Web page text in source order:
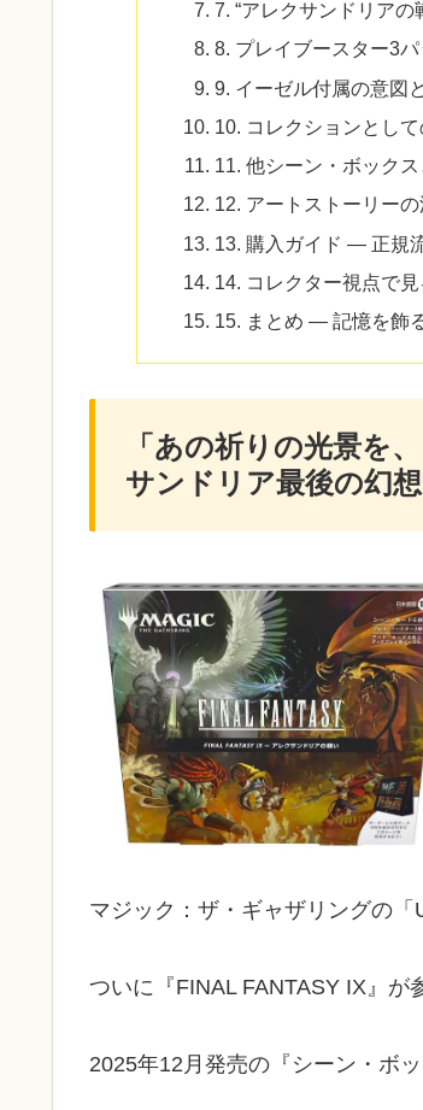
7. “アレクサンドリアの
8. プレイブースター3
9. イーゼル付属の意図
10. コレクションとし
11. 他シーン・ボック
12. アートストーリー
13. 購入ガイド — 正規
14. コレクター視点で
15. まとめ — 記憶を飾
「あの祈りの光景を
サンドリア最後の幻想
マジック：ザ・ギャザリングの「
ついに『FINAL FANTASY IX』が
2025年12月発売の『シーン・ボ